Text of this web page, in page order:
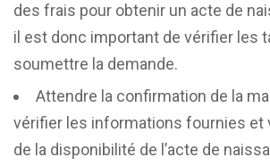
des frais pour obtenir un acte de
il est donc important de vérifier les
soumettre la demande.
Attendre la confirmation de la
vérifier les informations fournies et
de la disponibilité de l’acte de